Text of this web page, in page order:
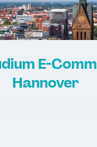
E-
Hannover